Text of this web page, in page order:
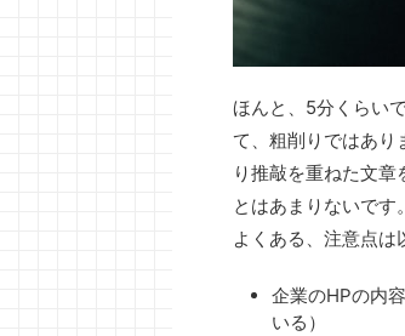
ほんと、5分くらい
て、粗削りではあり
り推敲を重ねた文
とはあまりないです
よくある、注意点は
企業のHPの内
いる）